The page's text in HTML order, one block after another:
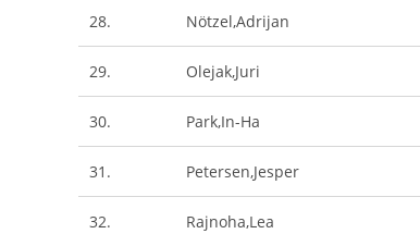
28. Nötzel,Adrijan
29. Olejak,Juri
30. Park,In-Ha
31. Petersen,Jesper
32. Rajnoha,Lea